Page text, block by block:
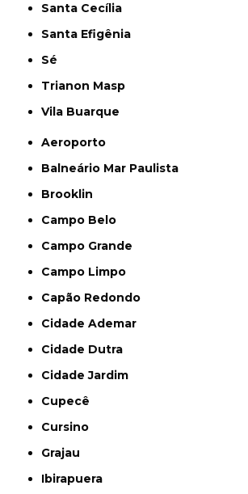
Santa Cecília
Santa Efigênia
Sé
Trianon Masp
Vila Buarque
Aeroporto
Balneário Mar Paulista
Brooklin
Campo Belo
Campo Grande
Campo Limpo
Capão Redondo
Cidade Ademar
Cidade Dutra
Cidade Jardim
Cupecê
Cursino
Grajau
Ibirapuera